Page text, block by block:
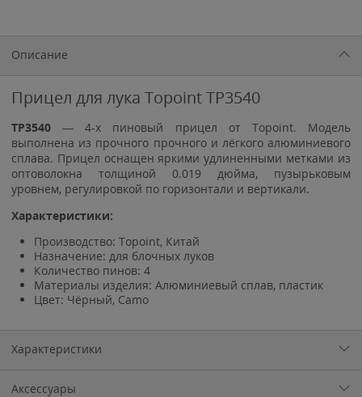
Описание
Прицел для лука Topoint TP3540
TP3540 — 4-х пиновый прицел от Topoint. Модель
выполнена из прочного прочного и лёгкого алюминиевого
сплава. Прицел оснащен яркими удлиненными метками из
оптоволокна толщиной 0.019 дюйма, пузырьковым
уровнем, регулировкой по горизонтали и вертикали.
Характеристики:
Производство: Topoint, Китай
Назначение: для блочных луков
Количество пинов: 4
Материалы изделия: Алюминиевый сплав, пластик
Цвет: Чёрный, Camo
Характеристики
Аксессуары